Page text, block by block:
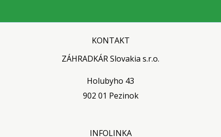
KONTAKT
ZÁHRADKÁR Slovakia s.r.o.
Holubyho 43
902 01 Pezinok
INFOLINKA